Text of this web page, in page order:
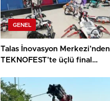
GENEL
Talas İnovasyon Merkezi’nden
TEKNOFEST’te üçlü final